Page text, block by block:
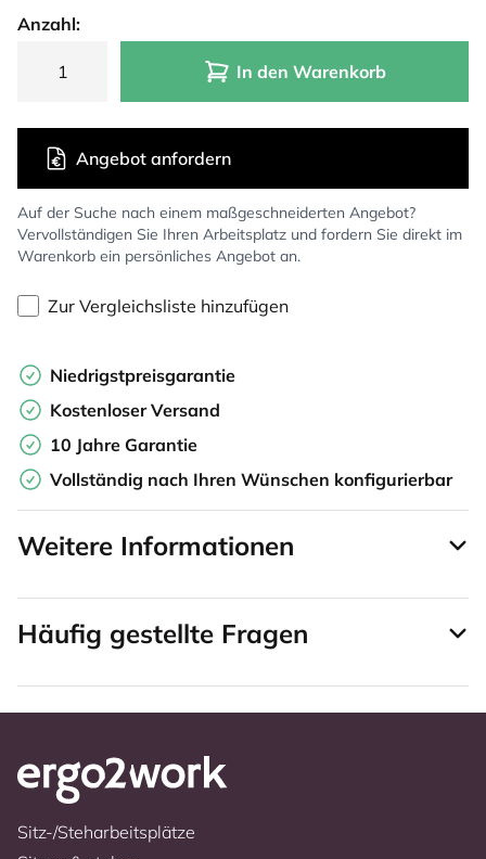
Anzahl:
In den Warenkorb
Auf der Suche nach einem maßgeschneiderten Angebot?
Vervollständigen Sie Ihren Arbeitsplatz und fordern Sie direkt im
Warenkorb ein persönliches Angebot an.
Angebot anfordern
Zur Vergleichsliste hinzufügen
Niedrigstpreisgarantie
Kostenloser Versand
10 Jahre Garantie
Vollständig nach Ihren Wünschen konfigurierbar
Weitere Informationen
Häufig gestellte Fragen
Sitz-/Steharbeitsplätze